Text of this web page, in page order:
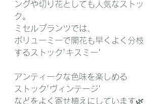
ングや切り花としても人気なストッ
ク。
ミセルプランツでは、
ボリューミーで開花も早くよく分枝
するストック'キスミー'
アンティークな色味を楽しめる
ストック'ヴィンテージ'
などをよく寄せ植えにしています🌿‬